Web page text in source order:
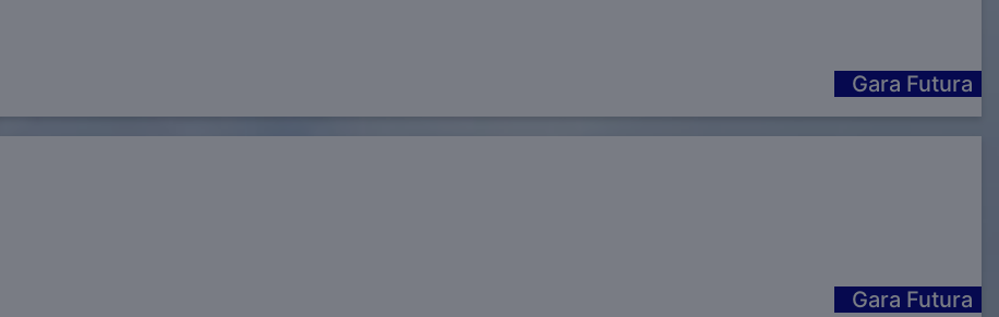
Gara Futura
Gara Futura